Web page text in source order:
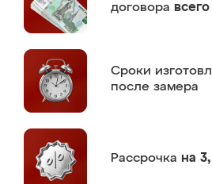
договора
Сроки
после замера
Рассрочка на